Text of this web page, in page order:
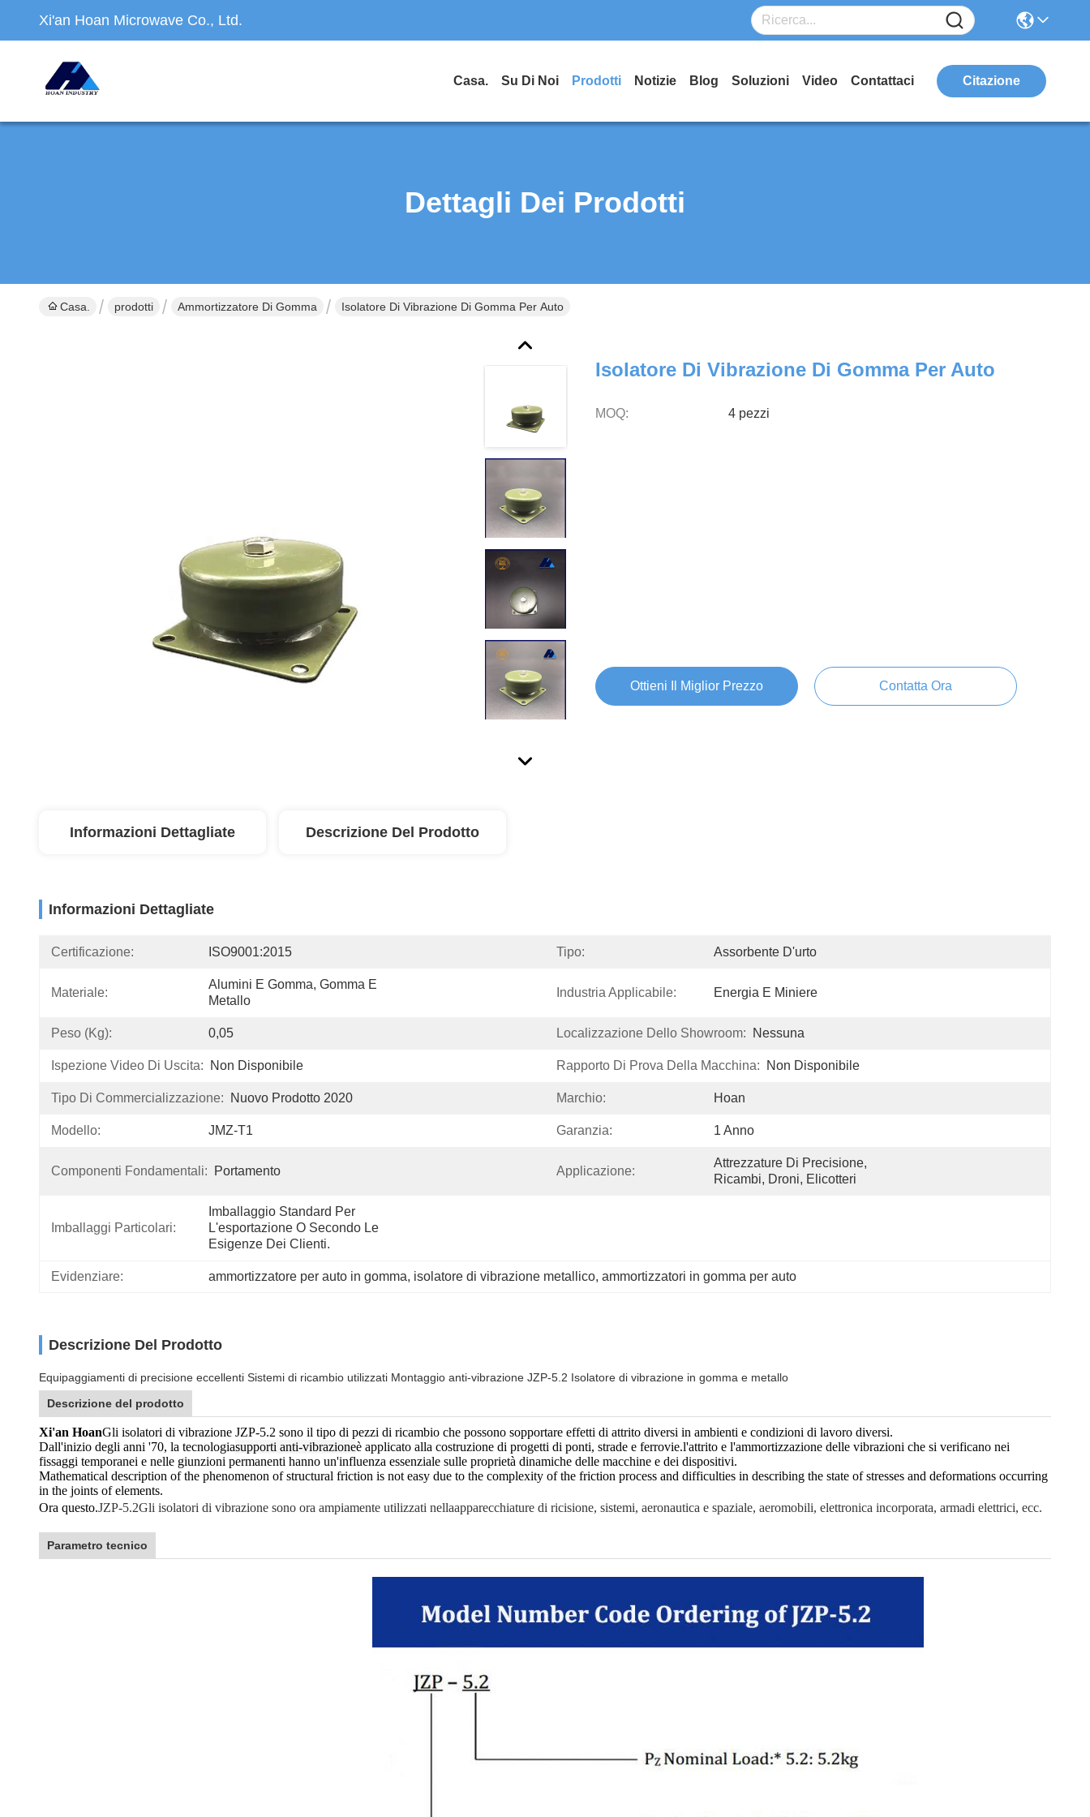
Xi'an Hoan Microwave Co., Ltd.
Casa. Su Di Noi Prodotti Notizie Blog Soluzioni Video Contattaci Citazione
Dettagli Dei Prodotti
Casa. prodotti Ammortizzatore Di Gomma Isolatore Di Vibrazione Di Gomma Per Auto
Isolatore Di Vibrazione Di Gomma Per Auto
MOQ: 4 pezzi
Ottieni Il Miglior Prezzo Contatta Ora
Informazioni Dettagliate Descrizione Del Prodotto
Informazioni Dettagliate
Certificazione: ISO9001:2015 Tipo: Assorbente D'urto
Materiale:
Alumini E Gomma, Gomma E
Metallo
Industria Applicabile: Energia E Miniere
Peso (kg): 0,05 Localizzazione Dello Showroom: Nessuna
Ispezione Video Di Uscita: Non Disponibile Rapporto Di Prova Della Macchina: Non Disponibile
Tipo Di Commercializzazione: Nuovo Prodotto 2020 Marchio: Hoan
Modello: JMZ-T1 Garanzia: 1 Anno
Componenti Fondamentali: Portamento Applicazione:
Attrezzature Di Precisione,
Ricambi, Droni, Elicotteri
Imballaggi Particolari:
Imballaggio Standard Per
L'esportazione O Secondo Le
Esigenze Dei Clienti.
Evidenziare: ammortizzatore per auto in gomma, isolatore di vibrazione metallico, ammortizzatori in gomma per auto
Descrizione Del Prodotto
Equipaggiamenti di precisione eccellenti Sistemi di ricambio utilizzati Montaggio anti-vibrazione JZP-5.2 Isolatore di vibrazione in gomma e metallo
Descrizione del prodotto
Xi'an HoanGli isolatori di vibrazione JZP-5.2 sono il tipo di pezzi di ricambio che possono sopportare effetti di attrito diversi in ambienti e condizioni di lavoro diversi.
Dall'inizio degli anni '70, la tecnologiasupporti anti-vibrazioneè applicato alla costruzione di progetti di ponti, strade e ferrovie.l'attrito e l'ammortizzazione delle vibrazioni che si verificano nei
fissaggi temporanei e nelle giunzioni permanenti hanno un'influenza essenziale sulle proprietà dinamiche delle macchine e dei dispositivi.
Mathematical description of the phenomenon of structural friction is not easy due to the complexity of the friction process and difficulties in describing the state of stresses and deformations occurring
in the joints of elements.
Ora questo.JZP-5.2Gli isolatori di vibrazione sono ora ampiamente utilizzati nellaapparecchiature di ricisione, sistemi, aeronautica e spaziale, aeromobili, elettronica incorporata, armadi elettrici, ecc.
Parametro tecnico